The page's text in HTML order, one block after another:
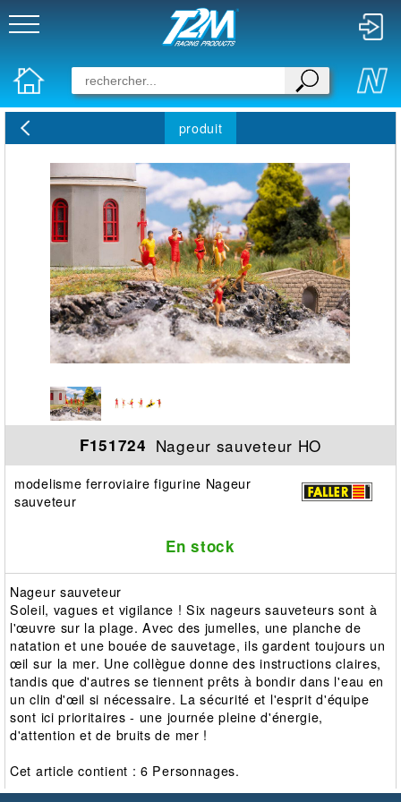
produit
F151724 Nageur sauveteur HO
modelisme ferroviaire figurine Nageur
sauveteur
En stock
Nageur sauveteur
Soleil, vagues et vigilance ! Six nageurs sauveteurs sont à
l'œuvre sur la plage. Avec des jumelles, une planche de
natation et une bouée de sauvetage, ils gardent toujours un
œil sur la mer. Une collègue donne des instructions claires,
tandis que d'autres se tiennent prêts à bondir dans l'eau en
un clin d'œil si nécessaire. La sécurité et l'esprit d'équipe
sont ici prioritaires - une journée pleine d'énergie,
d'attention et de bruits de mer !
Cet article contient : 6 Personnages.